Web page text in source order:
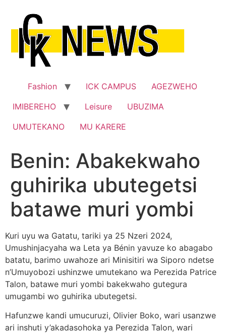
content
Fashion ICK CAMPUS
AGEZWEHO
IMIBEREHO
Leisure
UBUZIMA
UMUTEKANO
MU KARERE
Benin: Abakekwaho
guhirika ubutegetsi
batawe muri yombi
Kuri uyu wa Gatatu, tariki ya 25 Nzeri 2024,
Umushinjacyaha wa Leta ya Bénin yavuze ko abagabo
batatu, barimo uwahoze ari Minisitiri wa Siporo ndetse
n’Umuyobozi ushinzwe umutekano wa Perezida Patrice
Talon, batawe muri yombi bakekwaho gutegura
umugambi wo guhirika ubutegetsi.
Hafunzwe kandi umucuruzi, Olivier Boko, wari usanzwe
ari inshuti y’akadasohoka ya Perezida Talon, wari